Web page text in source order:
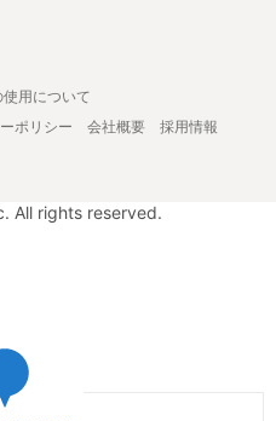
用について
ポリシー 会社概要
採用情報
All rights reserved.